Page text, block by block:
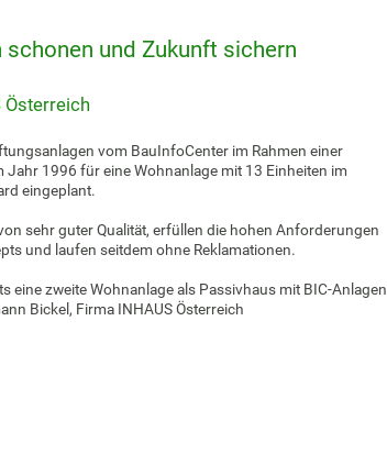
schonen und Zukunft sichern
Österreich
vom BauInfoCenter im Rahmen einer
1996 für eine Wohnanlage mit 13 Einheiten im
eingeplant.
sehr guter Qualität, erfüllen die hohen Anforderungen
und laufen seitdem ohne Reklamationen.
eine zweite Wohnanlage als Passivhaus mit BIC-Anlagen
Bickel, Firma INHAUS Österreich